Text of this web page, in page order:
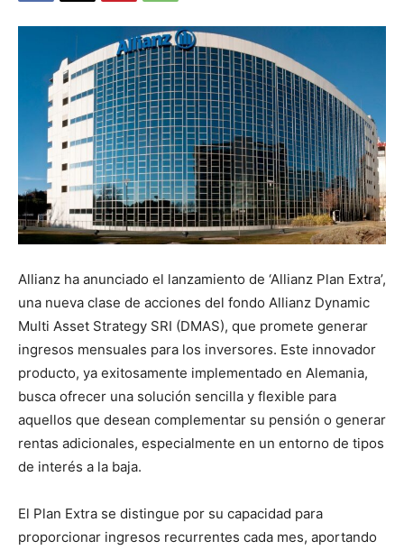
Allianz ha anunciado el lanzamiento de ‘Allianz Plan Extra’,
una nueva clase de acciones del fondo Allianz Dynamic
Multi Asset Strategy SRI (DMAS), que promete generar
ingresos mensuales para los inversores. Este innovador
producto, ya exitosamente implementado en Alemania,
busca ofrecer una solución sencilla y flexible para
aquellos que desean complementar su pensión o generar
rentas adicionales, especialmente en un entorno de tipos
de interés a la baja.
El Plan Extra se distingue por su capacidad para
proporcionar ingresos recurrentes cada mes, aportando